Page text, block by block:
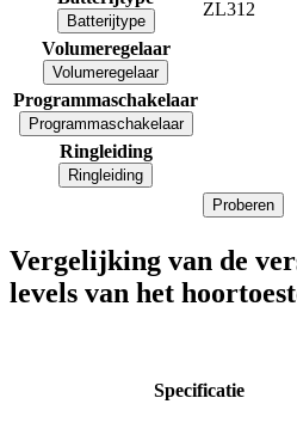
Batterijtype
ZL312
Volumeregelaar
Volumeregelaar
Programmaschakelaar
Programmaschakelaar
Ringleiding
Ringleiding
Proberen
Vergelijking van de
levels van het
Specificatie